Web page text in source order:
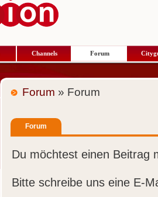
Channels Forum
Forum » Forum
Forum
Du möchtest einen Beitrag
Bitte schreibe uns eine E-